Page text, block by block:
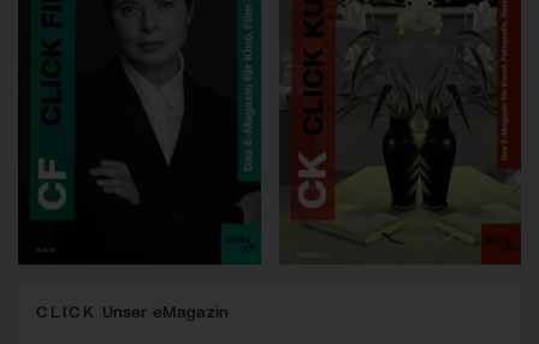
CLICK Unser eMagazin